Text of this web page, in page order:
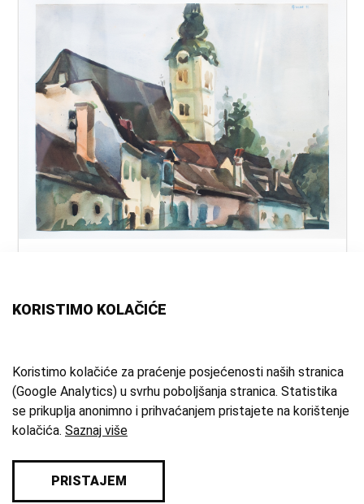
vrsta
akvarel
vrijeme
izrade:
1976. g.
zbirka: Umjetnička zbirka
KORISTIMO KOLAČIĆE
Koristimo kolačiće za praćenje posjećenosti naših stranica
(Google Analytics) u svrhu poboljšanja stranica. Statistika
se prikuplja anonimno i prihvaćanjem pristajete na korištenje
kolačića. Saznaj više
PRISTAJEM